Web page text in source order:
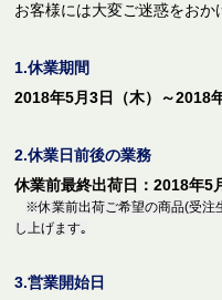
お客様には大変ご迷惑をおか
1.休業期間
2018年5月3日（木）～2018
2.休業日前後の業務
休業前最終出荷日：2018年5
※休業前出荷ご希望の商品(受注
し上げます｡
3.営業開始日